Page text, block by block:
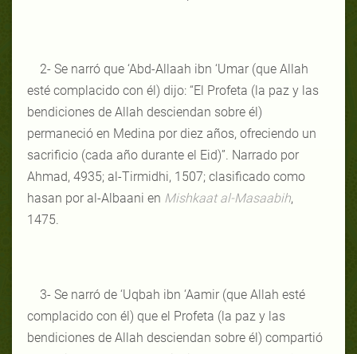
2- Se narró que ‘Abd-Allaah ibn ‘Umar (que Allah
esté complacido con él) dijo: “El Profeta (la paz y las
bendiciones de Allah desciendan sobre él)
permaneció en Medina por diez años, ofreciendo un
sacrificio (cada año durante el Eid)”. Narrado por
Ahmad, 4935; al-Tirmidhi, 1507; clasificado como
hasan por al-Albaani en Mishkaat al-Masaabih,
1475.
3- Se narró de ‘Uqbah ibn ‘Aamir (que Allah esté
complacido con él) que el Profeta (la paz y las
bendiciones de Allah desciendan sobre él) compartió